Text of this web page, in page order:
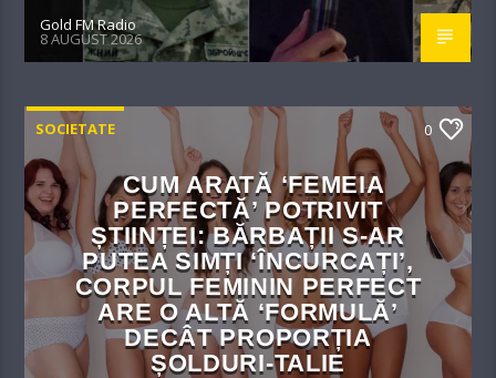
Gold FM Radio
8 AUGUST 2026
SOCIETATE 0
CUM ARATĂ ‘FEMEIA
PERFECTĂ’ POTRIVIT
ȘTIINȚEI: BĂRBAȚII S-AR
PUTEA SIMȚI ‘ÎNCURCAȚI’,
CORPUL FEMININ PERFECT
ARE O ALTĂ ‘FORMULĂ’
DECÂT PROPORȚIA
ȘOLDURI-TALIE